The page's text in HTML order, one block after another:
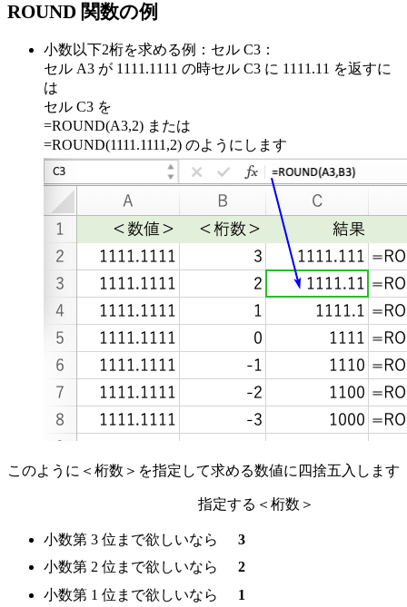
ROUND 関数の例
小数以下2桁を求める例：セル C3：
セル A3 が 1111.1111 の時セル C3 に 1111.11 を返すに
は
セル C3 を
=ROUND(A3,2) または
=ROUND(1111.1111,2) のようにします
このように＜桁数＞を指定して求める数値に四捨五入します
指定する＜桁数＞
小数第 3 位まで欲しいなら
3
小数第 2 位まで欲しいなら
2
小数第 1 位まで欲しいなら
1